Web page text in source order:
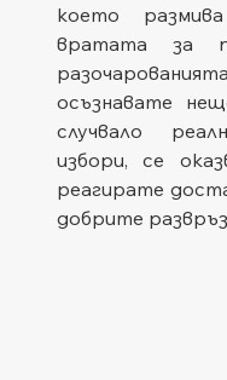
което
вратата за
осъзнавате
случвало
избори, се
реагирате
добрите